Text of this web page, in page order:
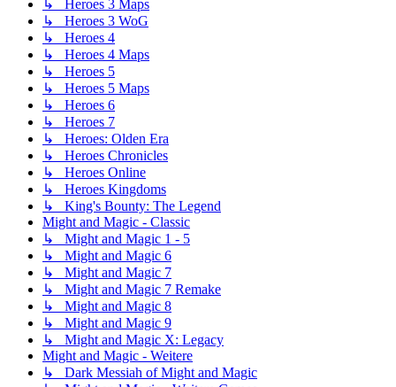
↳ Heroes 3 Maps
↳ Heroes 3 WoG
↳ Heroes 4
↳ Heroes 4 Maps
↳ Heroes 5
↳ Heroes 5 Maps
↳ Heroes 6
↳ Heroes 7
↳ Heroes: Olden Era
↳ Heroes Chronicles
↳ Heroes Online
↳ Heroes Kingdoms
↳ King's Bounty: The Legend
Might and Magic - Classic
↳ Might and Magic 1 - 5
↳ Might and Magic 6
↳ Might and Magic 7
↳ Might and Magic 7 Remake
↳ Might and Magic 8
↳ Might and Magic 9
↳ Might and Magic X: Legacy
Might and Magic - Weitere
↳ Dark Messiah of Might and Magic